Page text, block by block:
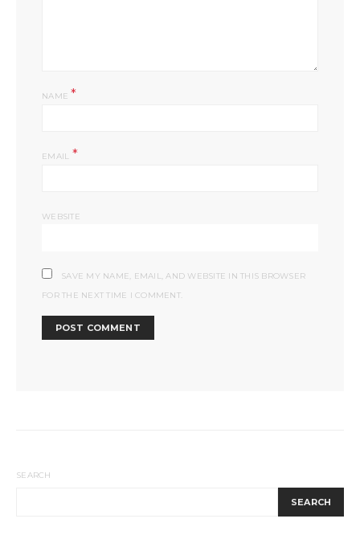
NAME*
EMAIL *
WEBSITE
SAVE MY NAME, EMAIL, AND WEBSITE IN THIS BROWSER
FOR THE NEXT TIME I COMMENT.
SEARCH
SEARCH